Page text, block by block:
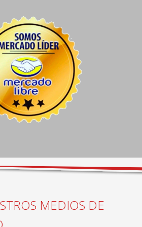
MEDIOS DE